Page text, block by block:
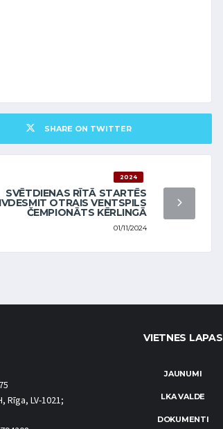
SHARE ON TWITTER
2024
SVĒTDIENAS RĪTĀ STARTĒS
OTRAIS VENTSPILS
ČEMPIONĀTS KĒRLINGĀ
01/11/2024
Rīga, LV-1021;
VIETNES LAPAS
JAUNUMI
LKA VALDE
DOKUMENTI